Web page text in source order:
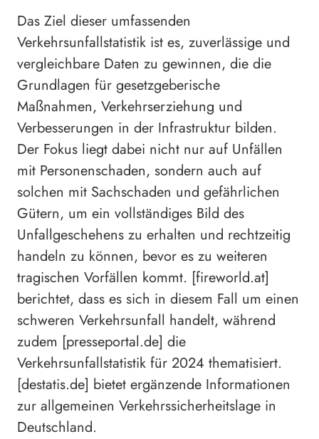
Das Ziel dieser umfassenden
Verkehrsunfallstatistik ist es, zuverlässige und
vergleichbare Daten zu gewinnen, die die
Grundlagen für gesetzgeberische
Maßnahmen, Verkehrserziehung und
Verbesserungen in der Infrastruktur bilden.
Der Fokus liegt dabei nicht nur auf Unfällen
mit Personenschaden, sondern auch auf
solchen mit Sachschaden und gefährlichen
Gütern, um ein vollständiges Bild des
Unfallgeschehens zu erhalten und rechtzeitig
handeln zu können, bevor es zu weiteren
tragischen Vorfällen kommt. [fireworld.at]
berichtet, dass es sich in diesem Fall um einen
schweren Verkehrsunfall handelt, während
zudem [presseportal.de] die
Verkehrsunfallstatistik für 2024 thematisiert.
[destatis.de] bietet ergänzende Informationen
zur allgemeinen Verkehrssicherheitslage in
Deutschland.